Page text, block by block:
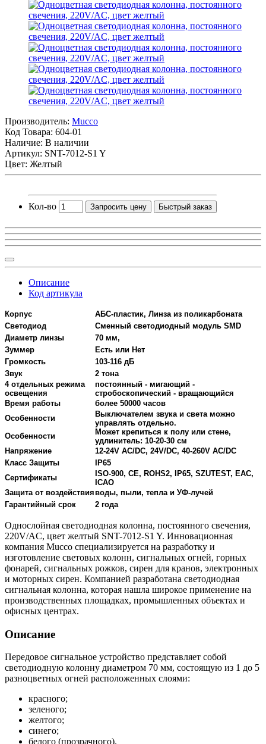
Производитель: Mucco
Код Товара: 604-01
Наличие: В наличии
Артикул: SNT-7012-S1 Y
Цвет: Желтый
Кол-во Запросить цену Быстрый заказ
Описание
Код артикула
Корпус
АБС-пластик, Линза из поликарбоната
Светодиод
Сменный светодиодный модуль SMD
Диаметр линзы
70 мм,
Зуммер
Есть или Нет
Громкость
103-116 дБ
Звук
2 тона
4 отдельных режима
освещения
постоянный - мигающий -
стробоскопический - вращающийся
Время работы
более 50000 часов
Особенности
Выключателем звука и света можно
управлять отдельно.
Особенности
Может крепиться к полу или стене,
удлинитель: 10-20-30 см
Напряжение
12-24V AC/DC, 24V/DC, 40-260V AC/DC
Класс Защиты
IP65
Сертификаты
ISO-900, CE, ROHS2, IP65, SZUTEST, EAC,
ICAO
Защита от воздействияводы, пыли, тепла и УФ-лучей
Гарантийный срок
2 года
Однослойная светодиодная колонна, постоянного свечения,
220V/AC, цвет желтый SNT-7012-S1 Y. Инновационная
компания Mucco специализируется на разработку и
изготовление световых колонн, сигнальных огней, горных
фонарей, сигнальных рожков, сирен для кранов, электронных
и моторных сирен. Компанией разработана светодиодная
сигнальная колонна, которая нашла широкое применение на
производственных площадках, промышленных объектах и
офисных центрах.
Описание
Передовое сигнальное устройство представляет собой
светодиодную колонну диаметром 70 мм, состоящую из 1 до 5
разноцветных огней расположенных слоями:
красного;
зеленого;
желтого;
синего;
белого (прозрачного).